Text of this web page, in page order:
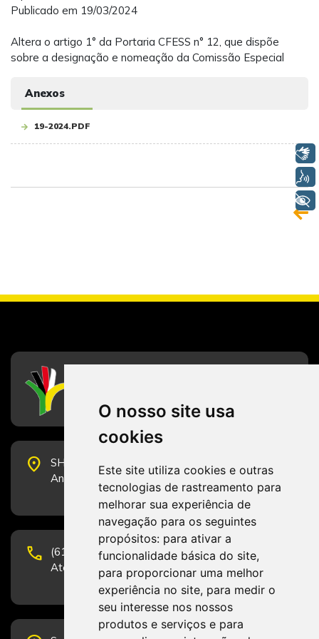
O nosso site usa
cookies
Este site utiliza cookies e outras
tecnologias de rastreamento para
melhorar sua experiência de
navegação para os seguintes
propósitos: para ativar a
funcionalidade básica do site,
para proporcionar uma melhor
experiência no site, para medir o
seu interesse nos nossos
produtos e serviços e para
Publicado em 19/03/2024
Altera o artigo 1° da Portaria CFESS n° 12, que dispõe
sobre a designação e nomeação da Comissão Especial
Anexos
19-2024.PDF
place
SHS Quadra 6, Bloco E, Complexo Brasil 21, 20º
Andar, Sala 2001 - CEP 70322-915 - Brasília/DF
phone
(61) 3223-1652 e (61) 98131-3801.
Atendimento por telefone em horário comercial